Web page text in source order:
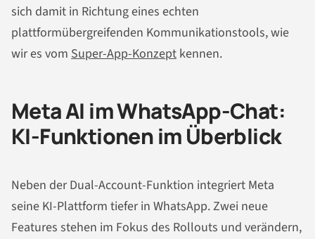
sich damit in Richtung eines echten
plattformübergreifenden Kommunikationstools, wie
wir es vom Super-App-Konzept kennen.
Meta AI im WhatsApp-Chat:
KI-Funktionen im Überblick
Neben der Dual-Account-Funktion integriert Meta
seine KI-Plattform tiefer in WhatsApp. Zwei neue
Features stehen im Fokus des Rollouts und verändern,